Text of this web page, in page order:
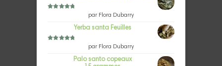
par Flora Dubarry
Yerba santa Feuilles
par Flora Dubarry
Palo santo copeaux